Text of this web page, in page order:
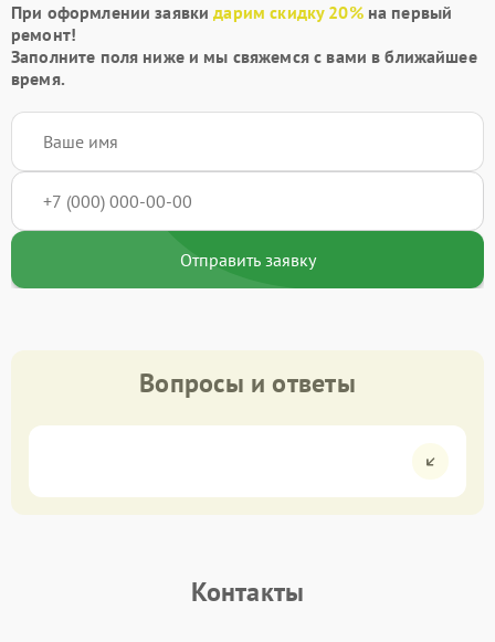
При оформлении заявкидарим скидку 20%на первый
ремонт!
Заполните поля ниже и мы свяжемся с вами в ближайшее
время.
Отправить заявку
Вопросы и ответы
Контакты